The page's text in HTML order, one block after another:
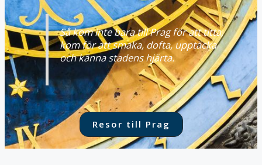
Så kom inte bara till Prag för att titta,
kom för att smaka, dofta, upptäcka
och känna stadens hjärta.
Resor till Prag